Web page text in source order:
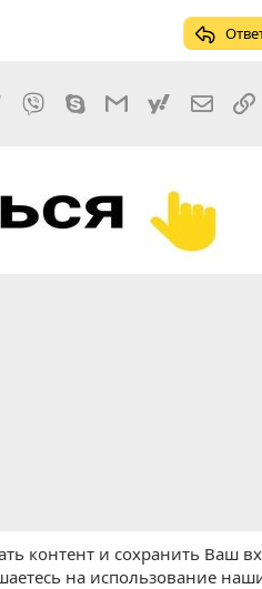
Telegram
Viber SkypeGmailyahoomail
контент и сохранить Ваш
на использование